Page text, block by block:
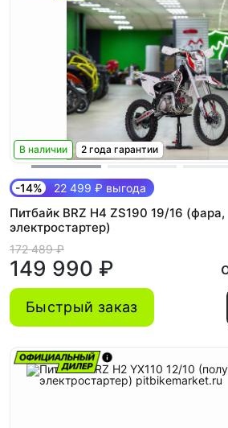
В наличии 2 года гарантии
-14% 22 499 ₽ выгода
Питбайк BRZ H4 ZS190 19/16 (фара,
электростартер)
172 489 ₽
149 990 ₽
Быстрый заказ